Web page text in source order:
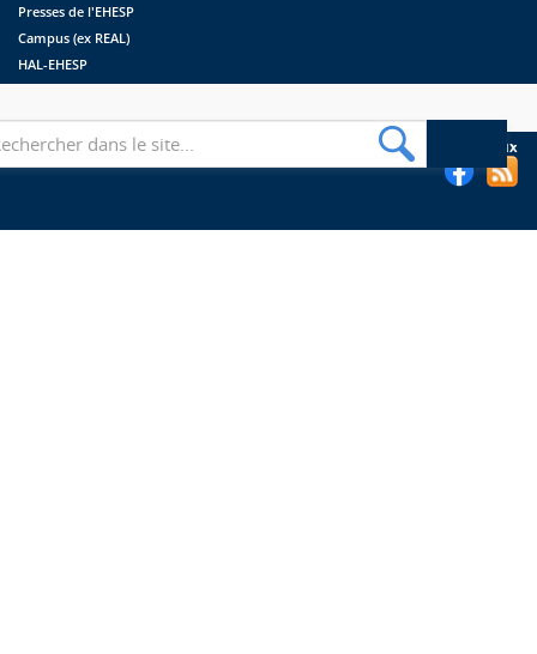
Presses de l'EHESP
Campus (ex REAL)
HAL-EHESP
Suivez les bibliothèques de l'EHESP sur les réseaux sociaux